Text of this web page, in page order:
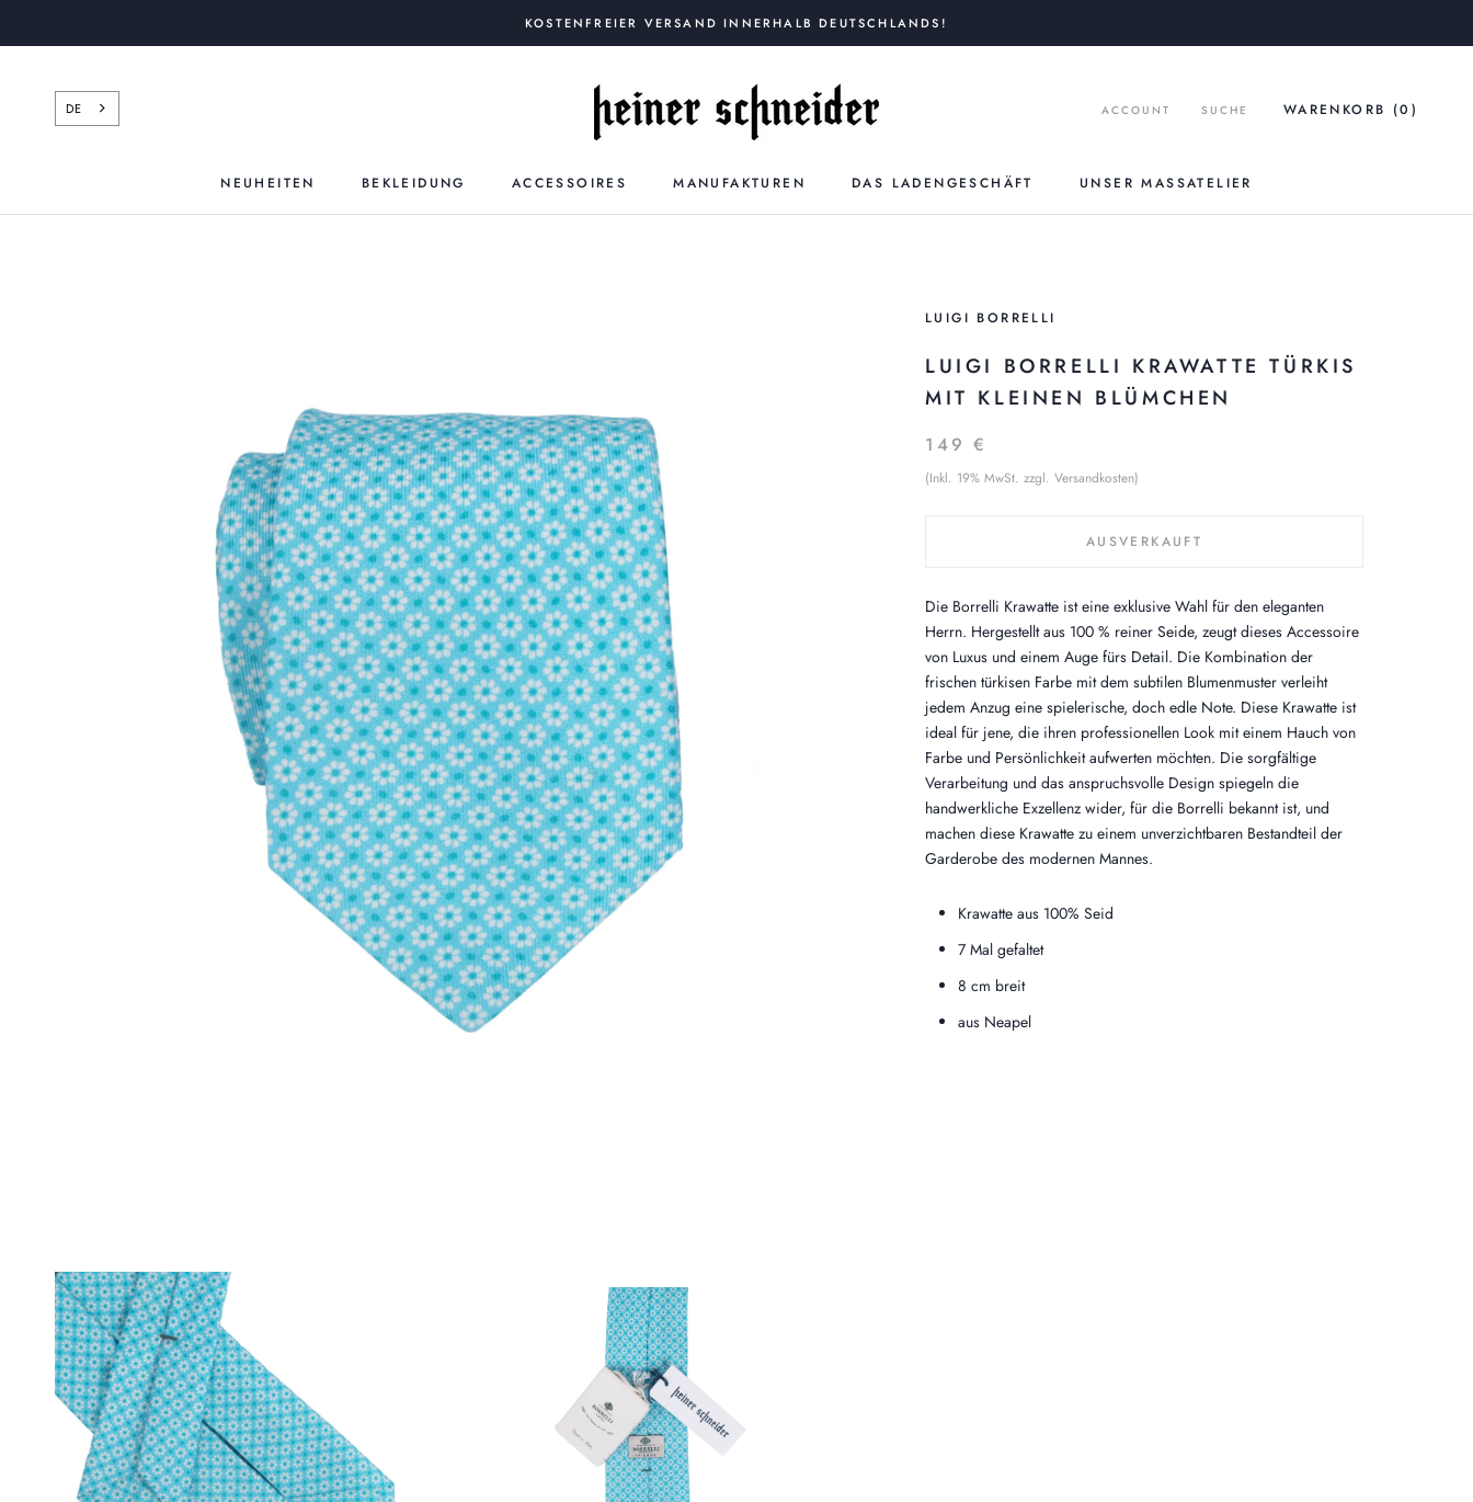
KOSTENFREIER VERSAND INNERHALB DEUTSCHLANDS!
NEUHEITEN
BEKLEIDUNG ACCESSOIRES MANUFAKTUREN DAS LADENGESCHÄFT
UNSER MASSATELIER
DE ACCOUNT SUCHE WARENKORB (0 )
LUIGI BORRELLI
LUIGI BORRELLI KRAWATTE TÜRKIS
MIT KLEINEN BLÜMCHEN
149 €
(Inkl. 19% MwSt. zzgl. Versandkosten)
AUSVERKAUFT
Die Borrelli Krawatte ist eine exklusive Wahl für den eleganten
Herrn. Hergestellt aus 100 % reiner Seide, zeugt dieses Accessoire
von Luxus und einem Auge fürs Detail. Die Kombination der
frischen türkisen Farbe mit dem subtilen Blumenmuster verleiht
jedem Anzug eine spielerische, doch edle Note. Diese Krawatte ist
ideal für jene, die ihren professionellen Look mit einem Hauch von
Farbe und Persönlichkeit aufwerten möchten. Die sorgfältige
Verarbeitung und das anspruchsvolle Design spiegeln die
handwerkliche Exzellenz wider, für die Borrelli bekannt ist, und
machen diese Krawatte zu einem unverzichtbaren Bestandteil der
Garderobe des modernen Mannes.
Krawatte aus 100% Seid
7 Mal gefaltet
8 cm breit
aus Neapel